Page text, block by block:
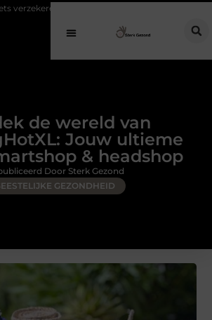
hoge kosten bij diefstal en schade
de wereld van
Jouw ultieme
& headshop
GEZONDHEID
Door Sterk Gezond